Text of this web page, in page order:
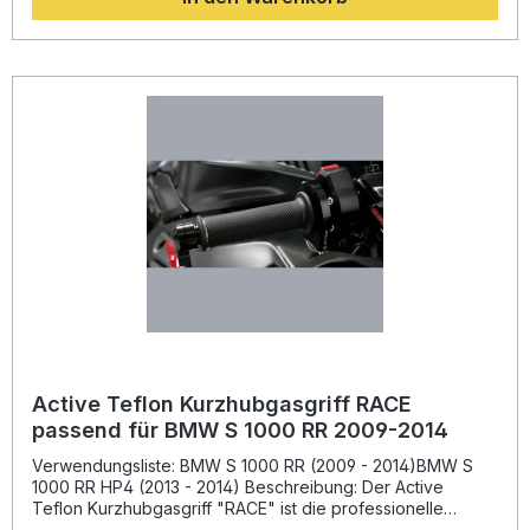
können.Durch die spezielle Teflonbeschichtung und die
präzise Verarbeitung bietet der Gasgriff ein extrem
Reibung. Selbst kleinste Gasbewegungen werden sauber
und kontrolliert umgesetzt – ideal für perfekte
Beschleunigung und Kontrolle, insbesondere in sportlichen
Anwendungen. 3 verschiedene Übersetzungen für
optimale Anpassung an den Fahrstil Teflonbeschichtete
Komponenten für minimale Reibung und präzises Gasgefühl
Komplettes Set inklusive Kabeln und Racinggriffen
Hochwertige Verarbeitung – entwickelt für den
Teflon Kurzhubgasgriff 3 Übersetzungsräder (40 mm / 42
Active Teflon Kurzhubgasgriff RACE
passend für BMW S 1000 RR 2009-2014
Verwendungsliste: BMW S 1000 RR (2009 - 2014)BMW S
1000 RR HP4 (2013 - 2014) Beschreibung: Der Active
Teflon Kurzhubgasgriff "RACE" ist die professionelle